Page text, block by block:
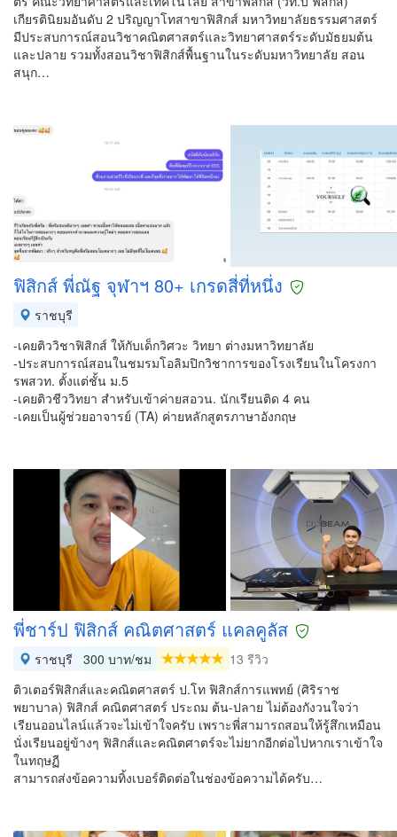
เกียรตินิยมอันดับ 2 ปริญญาโทสาขาฟิสิกส์ มหาวิทยาลัยธรรมศาสตร์
มีประสบการณ์สอนวิชาคณิตศาสตร์และวิทยาศาสตร์ระดับมัธยมต้น
และปลาย รวมทั้งสอนวิชาฟิสิกส์พื้นฐานในระดับมหาวิทยาลัย สอน
สนุก…
ฟิสิกส์ พี่ณัฐ จุฬาฯ 80+ เกรดสี่ที่หนึ่ง
ราชบุรี
-เคยติววิชาฟิสิกส์ ให้กับเด็กวิศวะ วิทยา ต่างมหาวิทยาลัย
-ประสบการณ์สอนในชมรมโอลิมปิกวิชาการของโรงเรียนในโครงกา
รพสวท. ตั้งแต่ชั้น ม.5
-เคยติวชีววิทยา สำหรับเข้าค่ายสอวน. นักเรียนติด 4 คน
-เคยเป็นผู้ช่วยอาจารย์ (TA) ค่ายหลักสูตรภาษาอังกฤษ
พี่ชาร์ป ฟิสิกส์ คณิตศาสตร์ แคลคูลัส
ราชบุรี 300 บาท/ชม
13 รีวิว
ติวเตอร์ฟิสิกส์และคณิตศาสตร์ ป.โท ฟิสิกส์การแพทย์ (ศิริราช
พยาบาล) ฟิสิกส์ คณิตศาสตร์ ประถม ต้น-ปลาย ไม่ต้องกังวนใจว่า
เรียนออนไลน์แล้วจะไม่เข้าใจครับ เพราะพี่สามารถสอนให้รู้สึกเหมือน
นั่งเรียนอยู่ข้างๆ ฟิสิกส์และคณิตศาตร์จะไม่ยากอีกต่อไปหากเราเข้าใจ
ในทฤษฏี
สามารถส่งข้อความทิ้งเบอร์ติดต่อในช่องข้อความได้ครับ…